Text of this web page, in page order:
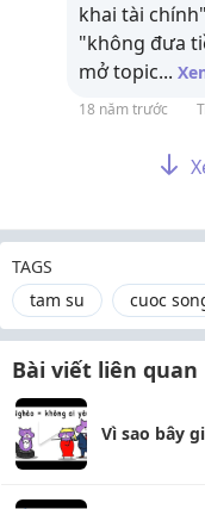
khai tài
"không đưa
mở topic...
18 năm trước
TAGS
tam su
cuoc
Bài viết liên quan
Vì sao bây